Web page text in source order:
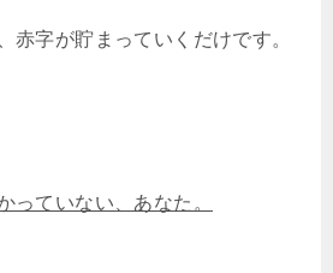
赤字が貯まっていくだけです。
っていない、あなた。